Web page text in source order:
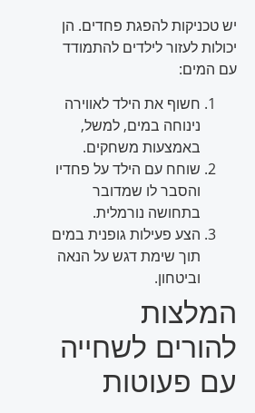
יש טכניקות להפגת פחדים. הן
יכולות לעזור לילדים להתמודד
עם המים:
חשוף את הילד לאווירה
נינוחה במים, למשל,
באמצעות משחקים.
שוחח עם הילד על פחדיו
והסבר לו שמדובר
בתחושה נורמלית.
הצע פעילות גופנית במים
תוך שימת דגש על הנאה
וביטחון.
המלצות
להורים לשחייה
עם פעוטות